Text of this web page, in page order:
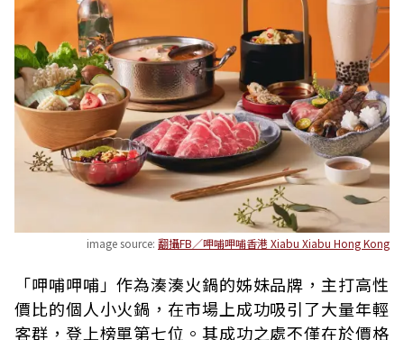
image source: 翻攝FB／呷哺呷哺香港 Xiabu Xiabu Hong Kong
「呷哺呷哺」作為湊湊火鍋的姊妹品牌，主打高性
價比的個人小火鍋，在市場上成功吸引了大量年輕
客群，登上榜單第七位。其成功之處不僅在於價格